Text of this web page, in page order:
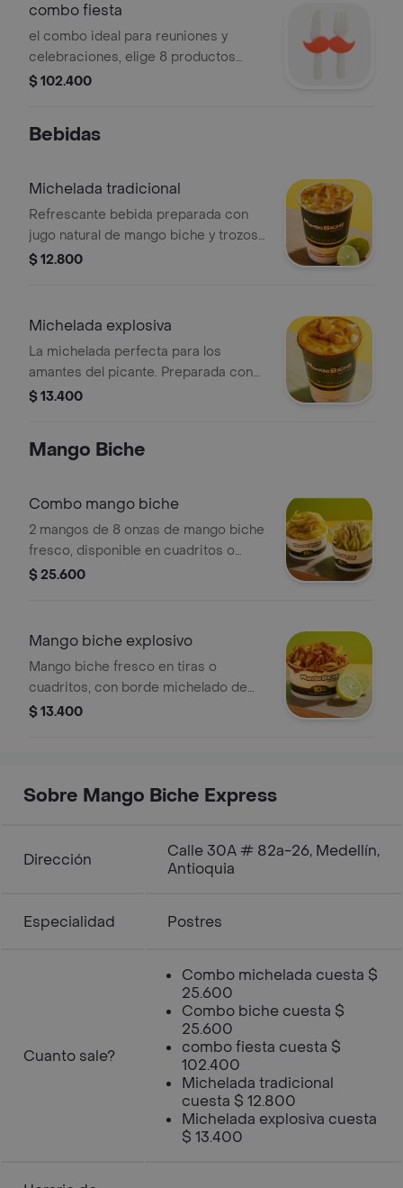
combo fiesta
el combo ideal para reuniones y
celebraciones, elige 8 productos
como prefieras mango en tiras o en
,sal , limon y pimienta para que
$ 102.400
Bebidas
Michelada tradicional
Refrescante bebida preparada con
jugo natural de mango biche y trozos
de mango fresco. Incluye limón, sal,
sabor ácido, salado y picante. La
combinación perfecta para los
amantes del verdadero mango biche
$ 12.800
Michelada explosiva
La michelada perfecta para los
amantes del picante. Preparada con
jugo y trozos de mango biche,
para que elijas tu nivel de intensidad.
en cada sorbo.
$ 13.400
Mango Biche
Combo mango biche
2 mangos de 8 onzas de mango biche
fresco, disponible en cuadritos o
rallado. Preparado con limón, sal,
salado y picante. Un clásico
refrescante y lleno de sabor en cada
bocado.
$ 25.600
Mango biche explosivo
Mango biche fresco en tiras o
cuadritos, con borde michelado de
chamoy y tajín. Preparado con limón,
sobre de ají en polvo por aparte para
que personalices el nivel de picante a
$ 13.400
Sobre Mango Biche Express
Dirección
Calle 30A # 82a-26, Medellín,
Antioquia
Especialidad Postres
Cuanto sale?
Combo michelada cuesta $
25.600
Combo biche cuesta $
25.600
combo fiesta cuesta $
102.400
Michelada tradicional
cuesta $ 12.800
Michelada explosiva cuesta
$ 13.400